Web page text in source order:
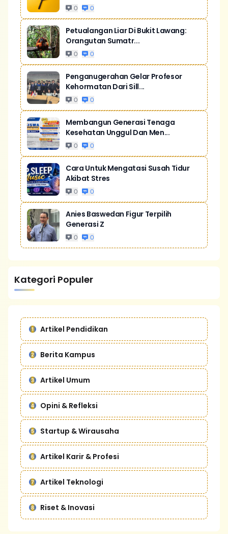
0 0
Petualangan Liar Di Bukit Lawang:
Orangutan Sumatr...
0 0
Penganugerahan Gelar Profesor
Kehormatan Dari Sill...
0 0
Membangun Generasi Tenaga
Kesehatan Unggul Dan Men...
0 0
Cara Untuk Mengatasi Susah Tidur
Akibat Stres
0 0
Anies Baswedan Figur Terpilih
Generasi Z
0 0
Kategori Populer
Artikel Pendidikan
Berita Kampus
Artikel Umum
Opini & Refleksi
Startup & Wirausaha
Artikel Karir & Profesi
Artikel Teknologi
Riset & Inovasi